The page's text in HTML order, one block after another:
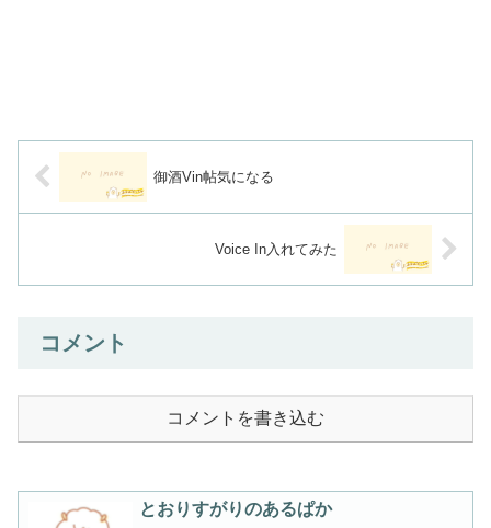
御酒Vin帖気になる
Voice In入れてみた
コメント
コメントを書き込む
とおりすがりのあるぱか